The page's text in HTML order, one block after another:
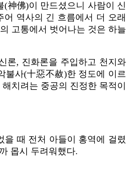
(神佛)이 만드셨으니 사람이 신
역사의 긴 흐름에서 더 오래
고통에서 벗어나는 것은 하늘
론, 진화론을 주입하고 천지와
불사(十惡不赦)한 정도에 이르
치려는 중공의 진정한 목적이
때 전처 아들이 홍역에 걸렸
몹시 두려워했다.